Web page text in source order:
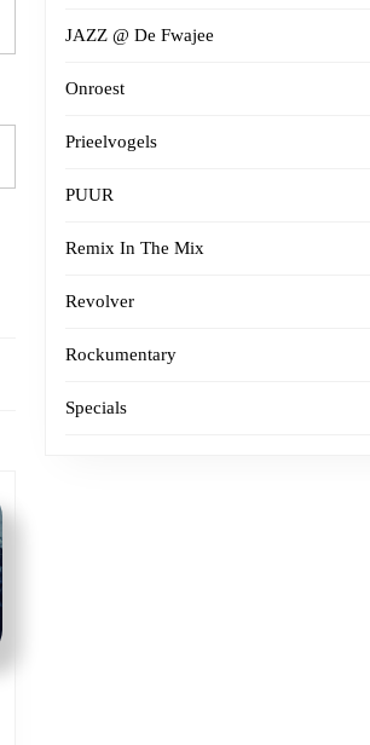
JAZZ @ De Fwajee
Onroest
Prieelvogels
PUUR
Remix In The Mix
Revolver
Rockumentary
Specials